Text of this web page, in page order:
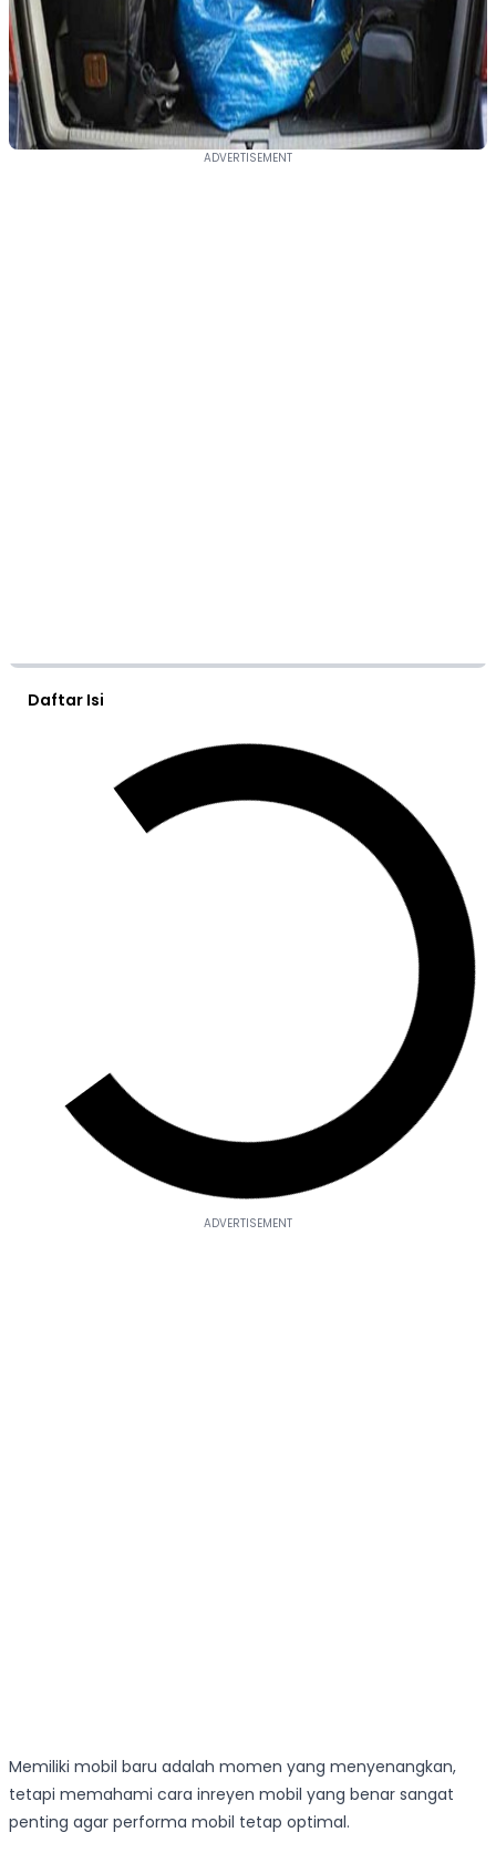
Daftar Isi
Memiliki mobil baru adalah momen yang menyenangkan,
tetapi memahami cara inreyen mobil yang benar sangat
penting agar performa mobil tetap optimal.